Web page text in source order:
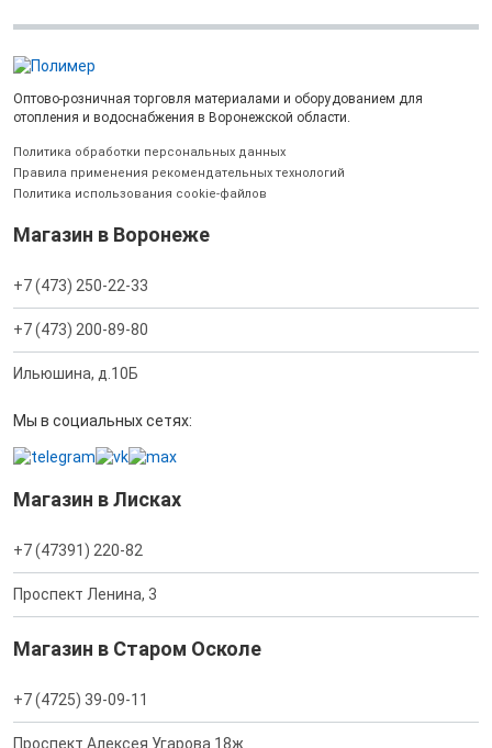
Оптово-розничная торговля материалами и оборудованием для
отопления и водоснабжения в Воронежской области.
Политика обработки персональных данных
Правила применения рекомендательных технологий
Политика использования cookie-файлов
Магазин в Воронеже
+7 (473) 250-22-33
+7 (473) 200-89-80
Ильюшина, д.10Б
Мы в социальных сетях:
Магазин в Лисках
+7 (47391) 220-82
Проспект Ленина, 3
Магазин в Старом Осколе
+7 (4725) 39-09-11
Проспект Алексея Угарова 18ж